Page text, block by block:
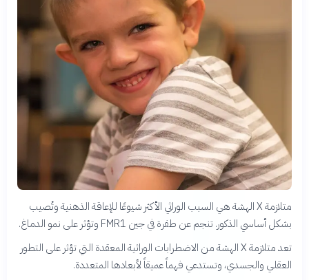
متلازمة X الهشة هي السبب الوراثي الأكثر شيوعًا للإعاقة الذهنية وتُصيب
بشكل أساسي الذكور. تنجم عن طفرة في جين FMR1 وتؤثر على نمو الدماغ.
تعد متلازمة X الهشة من الاضطرابات الوراثية المعقدة التي تؤثر على التطور
العقلي والجسدي، وتستدعي فهماً عميقاً لأبعادها المتعددة.